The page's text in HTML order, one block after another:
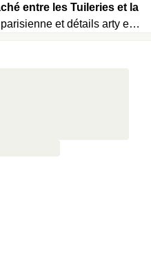
entre les Tuileries et la
et détails arty en